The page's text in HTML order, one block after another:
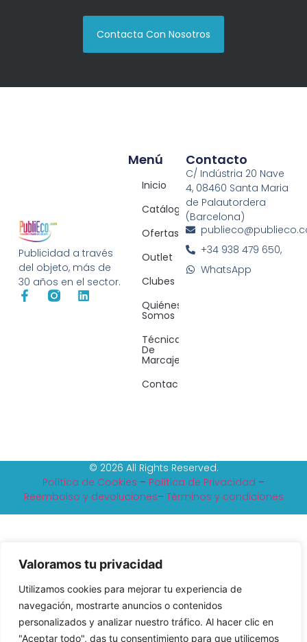
Valoramos tu privacidad
Utilizamos cookies para mejorar tu experiencia de
navegación, mostrarte anuncios o contenidos
personalizados y analizar nuestro tráfico. Al hacer clic en
"Aceptar todo", das tu consentimiento para que utilicemos
Contacta Con Nosotros
Publicidad a través
del objeto, más de
30 años en el sector.
Menú
Inicio
Catálogos
Ofertas
Outlet
Clubes
Quiénes
Somos
Técnicas
De
Marcaje
Contacto
Contacto
C/ Indústria 20 Nave
4, 08460 Santa Maria
de Palautordera
(Barcelona)
+34 938 479 650,
WhatsApp
© 2026 All Rights Reserved.
Política de Cookies – Política de Privacidad –
Reembolso y devoluciones– Tèrminos y condiciones